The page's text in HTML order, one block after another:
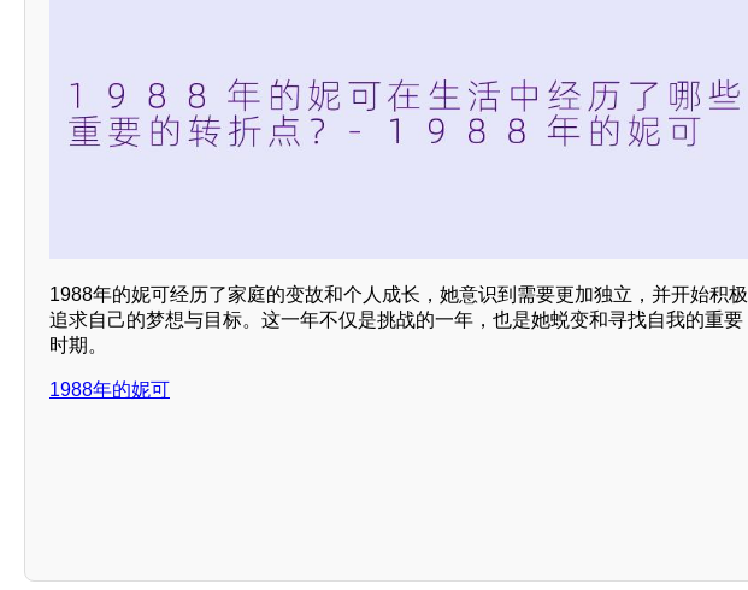
1988年的妮可经历了家庭的变故和个人成长，她意识到需要更加独立，并开始积极
追求自己的梦想与目标。这一年不仅是挑战的一年，也是她蜕变和寻找自我的重要
时期。
1988年的妮可